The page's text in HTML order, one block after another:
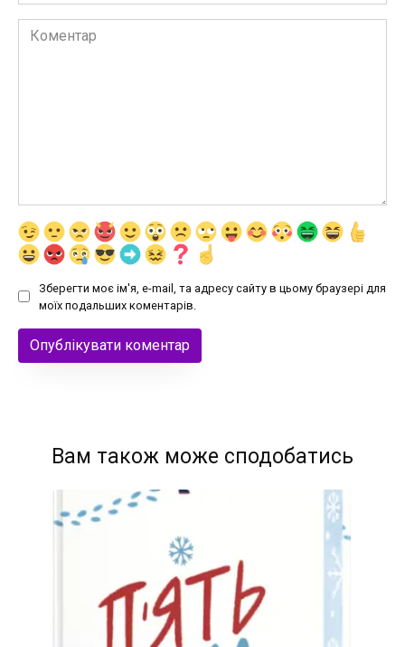
Коментар
Зберегти моє ім'я, e-mail, та адресу сайту в цьому браузері для
моїх подальших коментарів.
Вам також може сподобатись